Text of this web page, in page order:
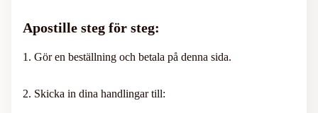
Apostille steg för steg:
1. Gör en beställning och betala på denna sida.
2. Skicka in dina handlingar till: